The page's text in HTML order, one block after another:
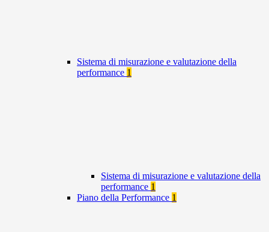
Sistema di misurazione e valutazione della
performance 1
Sistema di misurazione e valutazione della
performance 1
Piano della Performance 1